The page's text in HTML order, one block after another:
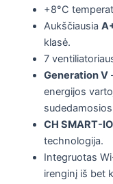
+8°C
Aukščiausia
klasė.
7
Generation V
energijos
CH SMART-
technologija.
Integruotas
irenginį iš bet